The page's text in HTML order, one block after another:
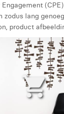
Engagement
zodus lang
product